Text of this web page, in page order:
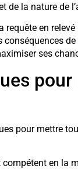
de la nature de
requête en
ses
pour mettre
en la